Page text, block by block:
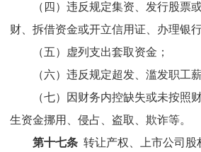
（四）违反规定集资、发行股票
财、拆借资金或开立信用证、办理银
（五）虚列支出套取资金；
（六）违反规定超发、滥发职工
（七）因财务内控缺失或未按照
生资金挪用、侵占、盗取、欺诈等。
第十七条 转让产权、上市公司